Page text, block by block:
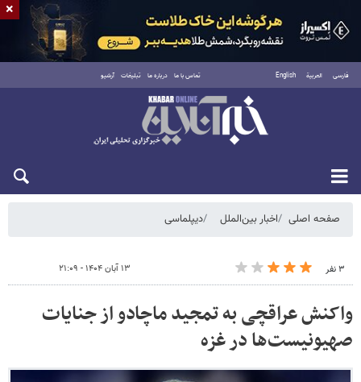
فارسی العربية English تماس با ما درباره ما تبلیغات آرشیو
شنبه ۱۷ مرداد ۱۴۰۵
صفحه اصلی اخبار بین‌الملل دیپلماسی
۳ نفر ۱۳ آبان ۱۴۰۴ - ۲۱:۰۹
واکنش عراقچی به تمجید ماچادو از جنایات
صهیونیست‌ها در غزه
×